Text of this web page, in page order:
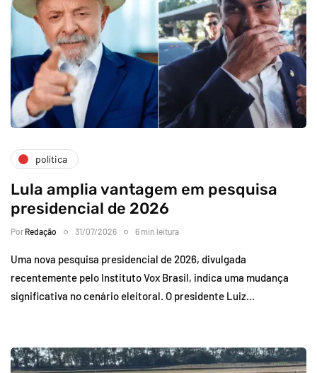
política
Lula amplia vantagem em pesquisa
presidencial de 2026
Por Redação 31/07/2026 6 min leitura
Uma nova pesquisa presidencial de 2026, divulgada
recentemente pelo Instituto Vox Brasil, indica uma mudança
significativa no cenário eleitoral. O presidente Luiz…